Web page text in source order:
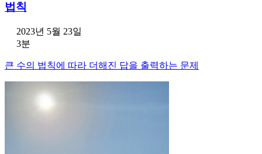
법칙
2023년 5월 23일
3분
큰 수의 법칙에 따라 더해진 답을 출력하는 문제